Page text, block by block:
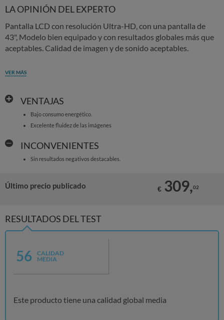
LA OPINIÓN DEL EXPERTO
Pantalla LCD con resolución Ultra-HD, con una pantalla de
43", Modelo bien equipado y con resultados globales más que
aceptables. Calidad de imagen y de sonido aceptables.
VER MÁS
VENTAJAS
Bajo consumo energético.
Excelente fluidez de las imágenes
INCONVENIENTES
Sin resultados negativos destacables.
Último precio publicado € 309,02
RESULTADOS DEL TEST
56
CALIDAD
MEDIA
Este producto tiene una calidad global media